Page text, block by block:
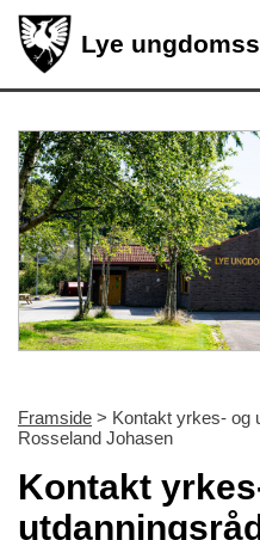
Lye
Framside > Kontakt yrkes- og
Rosseland Johasen
Kontakt